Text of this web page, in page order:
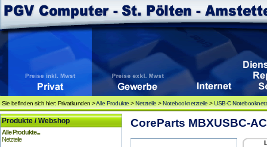
Sie befinden sich hier: Privatkunden >Alle Produkte >Netzteile >Notebooknetzteile >USB-C
Produkte / Webshop
Alle Produkte...
Netzteile
CoreParts MBXUSBC-